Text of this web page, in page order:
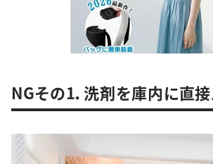
NGその1．洗剤を庫内に直